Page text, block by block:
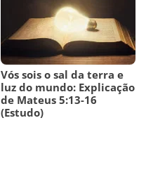
Vós sois o sal da terra e
luz do mundo: Explicação
de Mateus 5:13-16
(Estudo)